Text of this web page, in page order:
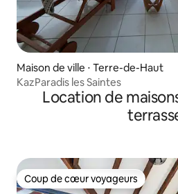
Maison de ville ⋅ Terre-de-Haut
KazParadis les Saintes
Location de
Coup de cœur voyageurs
Coup de cœur voyageurs